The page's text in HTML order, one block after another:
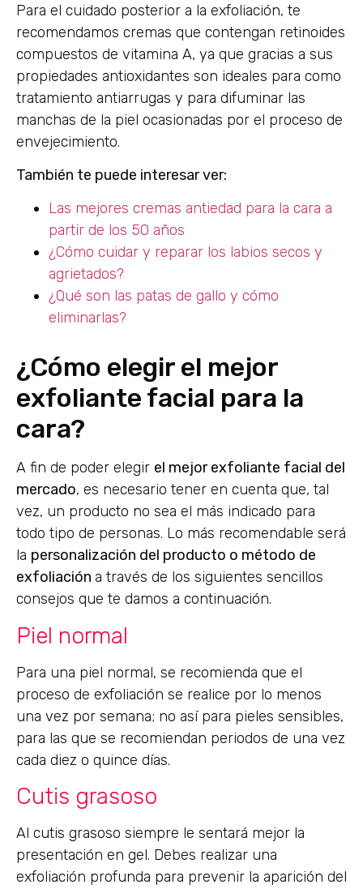
Para el cuidado posterior a la exfoliación, te
recomendamos cremas que contengan retinoides
compuestos de vitamina A, ya que gracias a sus
propiedades antioxidantes son ideales para como
tratamiento antiarrugas y para difuminar las
manchas de la piel ocasionadas por el proceso de
envejecimiento.
También te puede interesar ver:
Las mejores cremas antiedad para la cara a
partir de los 50 años
¿Cómo cuidar y reparar los labios secos y
agrietados?
¿Qué son las patas de gallo y cómo
eliminarlas?
¿Cómo elegir el mejor
exfoliante facial para la
cara?
A fin de poder elegir el mejor exfoliante facial del
mercado, es necesario tener en cuenta que, tal
vez, un producto no sea el más indicado para
todo tipo de personas. Lo más recomendable será
la personalización del producto o método de
exfoliación a través de los siguientes sencillos
consejos que te damos a continuación.
Piel normal
Para una piel normal, se recomienda que el
proceso de exfoliación se realice por lo menos
una vez por semana; no así para pieles sensibles,
para las que se recomiendan periodos de una vez
cada diez o quince días.
Cutis grasoso
Al cutis grasoso siempre le sentará mejor la
presentación en gel. Debes realizar una
exfoliación profunda para prevenir la aparición del